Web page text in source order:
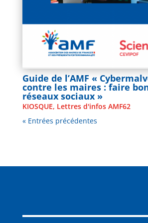
Guide de l’AMF «
contre les maires : faire
réseaux sociaux »
KIOSQUE, Lettres d'infos AMF62
« Entrées précédentes